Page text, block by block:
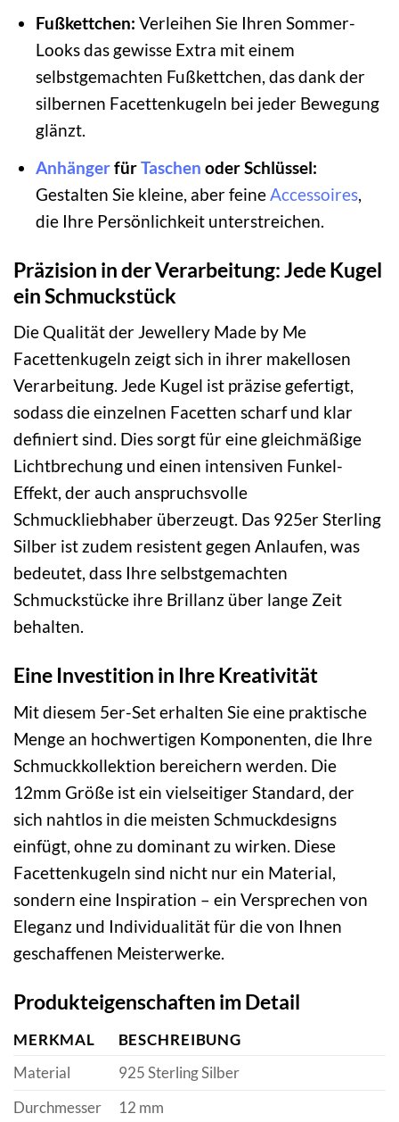
Fußkettchen: Verleihen Sie Ihren Sommer-
Looks das gewisse Extra mit einem
selbstgemachten Fußkettchen, das dank der
silbernen Facettenkugeln bei jeder Bewegung
glänzt.
AnhängerfürTaschen oder Schlüssel:
Gestalten Sie kleine, aber feineAccessoires,
die Ihre Persönlichkeit unterstreichen.
Präzision in der Verarbeitung: Jede Kugel
ein Schmuckstück
Die Qualität der Jewellery Made by Me
Facettenkugeln zeigt sich in ihrer makellosen
Verarbeitung. Jede Kugel ist präzise gefertigt,
sodass die einzelnen Facetten scharf und klar
definiert sind. Dies sorgt für eine gleichmäßige
Lichtbrechung und einen intensiven Funkel-
Effekt, der auch anspruchsvolle
Schmuckliebhaber überzeugt. Das 925er Sterling
Silber ist zudem resistent gegen Anlaufen, was
bedeutet, dass Ihre selbstgemachten
Schmuckstücke ihre Brillanz über lange Zeit
behalten.
Eine Investition in Ihre Kreativität
Mit diesem 5er-Set erhalten Sie eine praktische
Menge an hochwertigen Komponenten, die Ihre
Schmuckkollektion bereichern werden. Die
12mm Größe ist ein vielseitiger Standard, der
sich nahtlos in die meisten Schmuckdesigns
einfügt, ohne zu dominant zu wirken. Diese
Facettenkugeln sind nicht nur ein Material,
sondern eine Inspiration – ein Versprechen von
Eleganz und Individualität für die von Ihnen
geschaffenen Meisterwerke.
Produkteigenschaften im Detail
MERKMAL
BESCHREIBUNG
Material
925 Sterling Silber
Durchmesser
12 mm